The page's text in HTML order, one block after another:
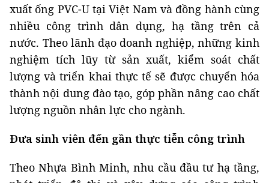
xuất ống PVC-U tại Việt Nam và đồng hành cùng
nhiều công trình dân dụng, hạ tầng trên cả
nước. Theo lãnh đạo doanh nghiệp, những kinh
nghiệm tích lũy từ sản xuất, kiểm soát chất
lượng và triển khai thực tế sẽ được chuyển hóa
thành nội dung đào tạo, góp phần nâng cao chất
lượng nguồn nhân lực cho ngành.
Đưa sinh viên đến gần thực tiễn công trình
Theo Nhựa Bình Minh, nhu cầu đầu tư hạ tầng,